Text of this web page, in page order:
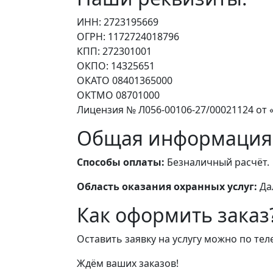
ИНН: 2723195669
ОГРН: 1172724018796
КПП: 272301001
ОКПО: 14325651
ОКАТО 08401365000
ОКТМО 08701000
Лицензия № Л056-00106-27/00021124 от
Общая
Способы оплаты: Безналичный расчёт.
Область оказания охранных услуг:
Как оформить
Оставить заявку на услугу можно по
Ждём ваших заказов!